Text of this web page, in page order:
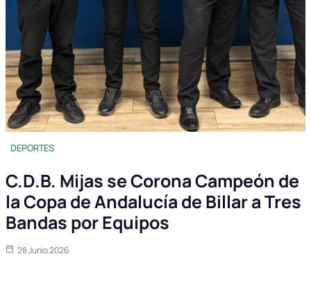
DEPORTES
C.D.B. Mijas se Corona Campeón de
la Copa de Andalucía de Billar a Tres
Bandas por Equipos
28 Junio 2026